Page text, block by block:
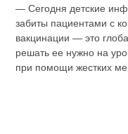
— Сегодня детские
забиты пациентами с
вакцинации — это
решать ее нужно на
при помощи жестких